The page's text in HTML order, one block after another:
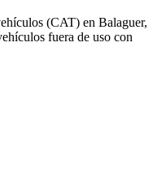
(CAT) en Balaguer,
fuera de uso con